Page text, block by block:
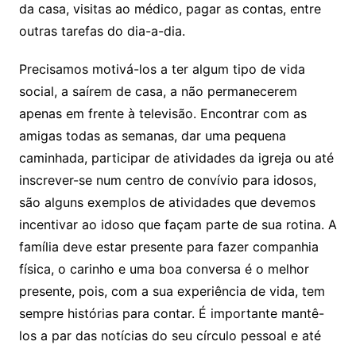
da casa, visitas ao médico, pagar as contas, entre
outras tarefas do dia-a-dia.
Precisamos motivá-los a ter algum tipo de vida
social, a saírem de casa, a não permanecerem
apenas em frente à televisão. Encontrar com as
amigas todas as semanas, dar uma pequena
caminhada, participar de atividades da igreja ou até
inscrever-se num centro de convívio para idosos,
são alguns exemplos de atividades que devemos
incentivar ao idoso que façam parte de sua rotina. A
família deve estar presente para fazer companhia
física, o carinho e uma boa conversa é o melhor
presente, pois, com a sua experiência de vida, tem
sempre histórias para contar. É importante mantê-
los a par das notícias do seu círculo pessoal e até